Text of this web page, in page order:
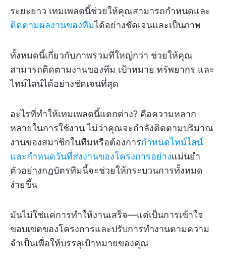
ระยะยาว เทมเพลตนี้ช่วยให้คุณสามารถกำหนดและ
ติดตามผลงานของทีมได้อย่างชัดเจนและเป็นภาพ
ทั้งหมดนี้เกี่ยวกับภาพรวมที่ใหญ่กว่า ช่วยให้คุณ
สามารถติดตามงานของทีม เป้าหมาย ทรัพยากร และ
ไทม์ไลน์ได้อย่างชัดเจนที่สุด
อะไรที่ทำให้เทมเพลตนี้แตกต่าง? คือความหลาก
หลายในการใช้งาน ไม่ว่าคุณจะกำลังติดตามปริมาณ
งานของสมาชิกในทีมหรือต้องการกำหนดไทม์ไลน์
และกำหนดวันที่ส่งงานของโครงการอย่างแม่นยำ
ตัวอย่างกฎบัตรทีมนี้จะช่วยให้กระบวนการทั้งหมด
ง่ายขึ้น
มันไม่ใช่แค่การทำให้งานเสร็จ—แต่เป็นการเข้าใจ
ขอบเขตของโครงการและปรับการทำงานตามความ
จำเป็นเพื่อให้บรรลุเป้าหมายของคุณ